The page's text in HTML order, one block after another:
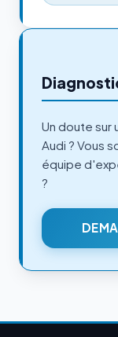
Un doute sur
Audi ? Vous
équipe
?